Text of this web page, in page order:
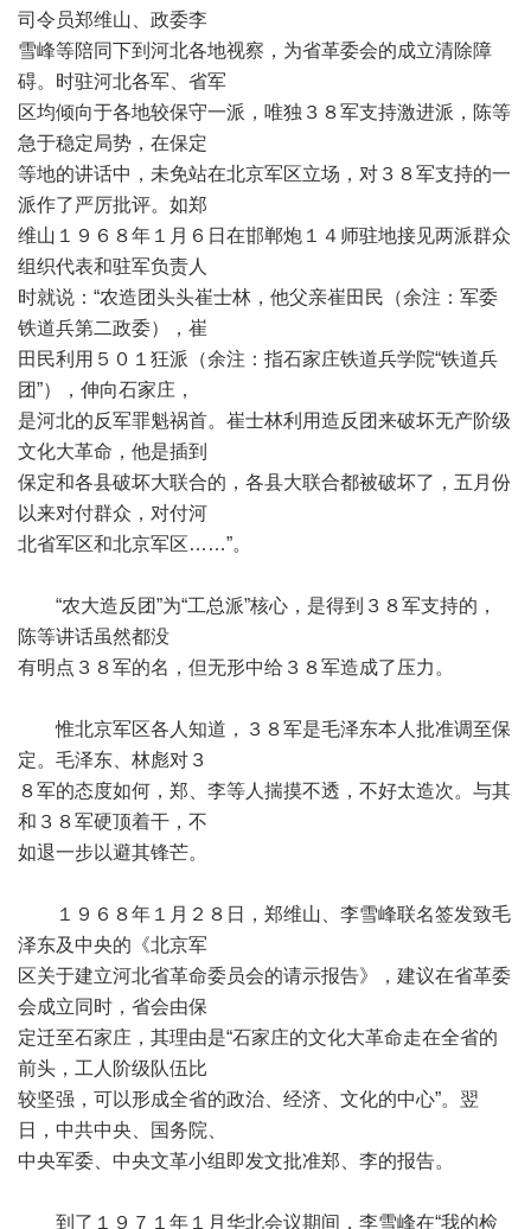
司令员郑维山、政委李
雪峰等陪同下到河北各地视察，为省革委会的成立清除障
碍。时驻河北各军、省军
区均倾向于各地较保守一派，唯独３８军支持激进派，陈等
急于稳定局势，在保定
等地的讲话中，未免站在北京军区立场，对３８军支持的一
派作了严厉批评。如郑
维山１９６８年１月６日在邯郸炮１４师驻地接见两派群众
组织代表和驻军负责人
时就说：“农造团头头崔士林，他父亲崔田民（余注：军委
铁道兵第二政委），崔
田民利用５０１狂派（余注：指石家庄铁道兵学院“铁道兵
团”），伸向石家庄，
是河北的反军罪魁祸首。崔士林利用造反团来破坏无产阶级
文化大革命，他是插到
保定和各县破坏大联合的，各县大联合都被破坏了，五月份
以来对付群众，对付河
北省军区和北京军区……”。
“农大造反团”为“工总派”核心，是得到３８军支持的，
陈等讲话虽然都没
有明点３８军的名，但无形中给３８军造成了压力。
惟北京军区各人知道，３８军是毛泽东本人批准调至保
定。毛泽东、林彪对３
８军的态度如何，郑、李等人揣摸不透，不好太造次。与其
和３８军硬顶着干，不
如退一步以避其锋芒。
１９６８年１月２８日，郑维山、李雪峰联名签发致毛
泽东及中央的《北京军
区关于建立河北省革命委员会的请示报告》，建议在省革委
会成立同时，省会由保
定迁至石家庄，其理由是“石家庄的文化大革命走在全省的
前头，工人阶级队伍比
较坚强，可以形成全省的政治、经济、文化的中心”。翌
日，中共中央、国务院、
中央军委、中央文革小组即发文批准郑、李的报告。
到了１９７１年１月华北会议期间，李雪峰在“我的检